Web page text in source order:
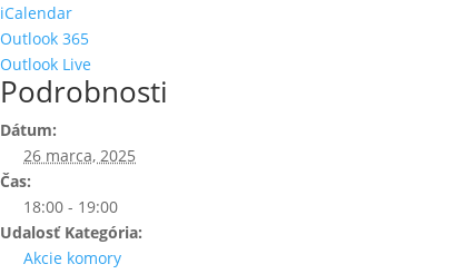
iCalendar
Outlook 365
Outlook Live
Podrobnosti
Dátum:
26 marca, 2025
Čas:
18:00 - 19:00
Udalosť Kategória:
Akcie komory